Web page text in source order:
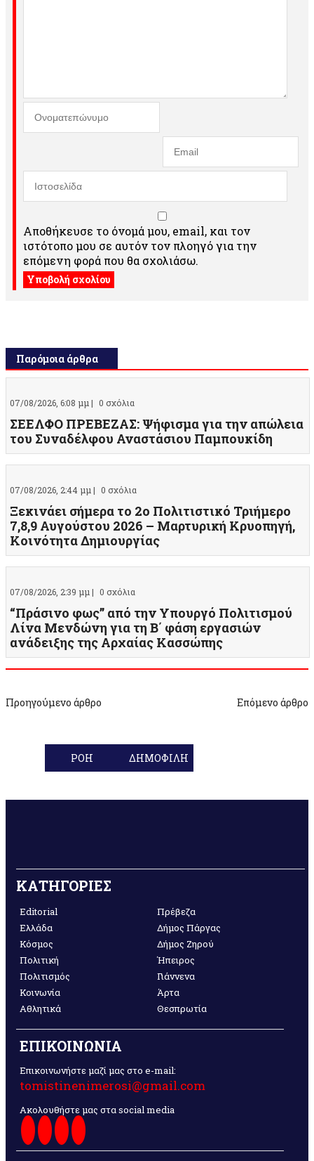
Αποθήκευσε το όνομά μου, email, και τον
ιστότοπο μου σε αυτόν τον πλοηγό για την
επόμενη φορά που θα σχολιάσω.
Παρόμοια άρθρα
07/08/2026, 6:08 μμ | 0 σχόλια
ΣΕΕΛΦΟ ΠΡΕΒΕΖΑΣ: Ψήφισμα για την απώλεια
του Συναδέλφου Αναστάσιου Παμπουκίδη
07/08/2026, 2:44 μμ | 0 σχόλια
Ξεκινάει σήμερα το 2ο Πολιτιστικό Τριήμερο
7,8,9 Αυγούστου 2026 – Μαρτυρική Κρυοπηγή,
Κοινότητα Δημιουργίας
07/08/2026, 2:39 μμ | 0 σχόλια
“Πράσινο φως” από την Υπουργό Πολιτισμού
Λίνα Μενδώνη για τη Β΄ φάση εργασιών
ανάδειξης της Αρχαίας Κασσώπης
Προηγούμενο άρθρο Επόμενο άρθρο
ΡΟΗ ΔΗΜΟΦΙΛΗ
ΚΑΤΗΓΟΡΙΕΣ
Editorial
Ελλάδα
Κόσμος
Πολιτική
Πολιτισμός
Κοινωνία
Αθλητικά
Πρέβεζα
Δήμος Πάργας
Δήμος Ζηρού
Ήπειρος
Γιάννενα
Άρτα
Θεσπρωτία
ΕΠΙΚΟΙΝΩΝΙΑ
Επικοινωνήστε μαζί μας στο e-mail:
tomistinenimerosi@gmail.com
Ακολουθήστε μας στα social media